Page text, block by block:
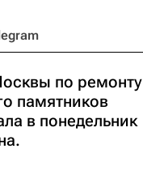
по ремонту
памятников
в понедельник